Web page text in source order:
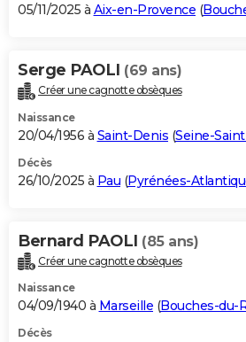
05/11/2025 à Aix-en-Provence (
Serge PAOLI (69 ans)
Créer une cagnotte obsèques
Naissance
20/04/1956 à Saint-Denis (Seine-
Décès
26/10/2025 à Pau (Pyrénées-
Bernard PAOLI (85 ans)
Créer une cagnotte obsèques
Naissance
04/09/1940 à Marseille (Bouches-du-
Décès